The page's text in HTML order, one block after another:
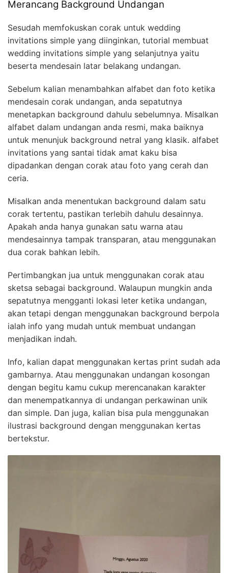
Merancang Background Undangan
Sesudah memfokuskan corak untuk wedding
invitations simple yang diinginkan, tutorial membuat
wedding invitations simple yang selanjutnya yaitu
beserta mendesain latar belakang undangan.
Sebelum kalian menambahkan alfabet dan foto ketika
mendesain corak undangan, anda sepatutnya
menetapkan background dahulu sebelumnya. Misalkan
alfabet dalam undangan anda resmi, maka baiknya
untuk menunjuk background netral yang klasik. alfabet
invitations yang santai tidak amat kaku bisa
dipadankan dengan corak atau foto yang cerah dan
ceria.
Misalkan anda menentukan background dalam satu
corak tertentu, pastikan terlebih dahulu desainnya.
Apakah anda hanya gunakan satu warna atau
mendesainnya tampak transparan, atau menggunakan
dua corak bahkan lebih.
Pertimbangkan jua untuk menggunakan corak atau
sketsa sebagai background. Walaupun mungkin anda
sepatutnya mengganti lokasi leter ketika undangan,
akan tetapi dengan menggunakan background berpola
ialah info yang mudah untuk membuat undangan
menjadikan indah.
Info, kalian dapat menggunakan kertas print sudah ada
gambarnya. Atau menggunakan undangan kosongan
dengan begitu kamu cukup merencanakan karakter
dan menempatkannya di undangan perkawinan unik
dan simple. Dan juga, kalian bisa pula menggunakan
ilustrasi background dengan menggunakan kertas
bertekstur.